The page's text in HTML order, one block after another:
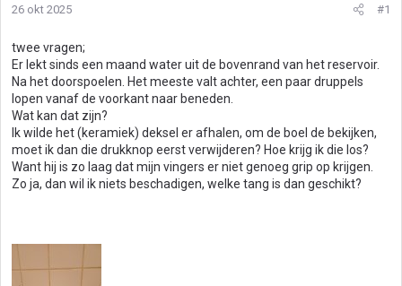
26 okt 2025 #1
twee vragen;
Er lekt sinds een maand water uit de bovenrand van het reservoir.
Na het doorspoelen. Het meeste valt achter, een paar druppels
lopen vanaf de voorkant naar beneden.
Wat kan dat zijn?
Ik wilde het (keramiek) deksel er afhalen, om de boel de bekijken,
moet ik dan die drukknop eerst verwijderen? Hoe krijg ik die los?
Want hij is zo laag dat mijn vingers er niet genoeg grip op krijgen.
Zo ja, dan wil ik niets beschadigen, welke tang is dan geschikt?